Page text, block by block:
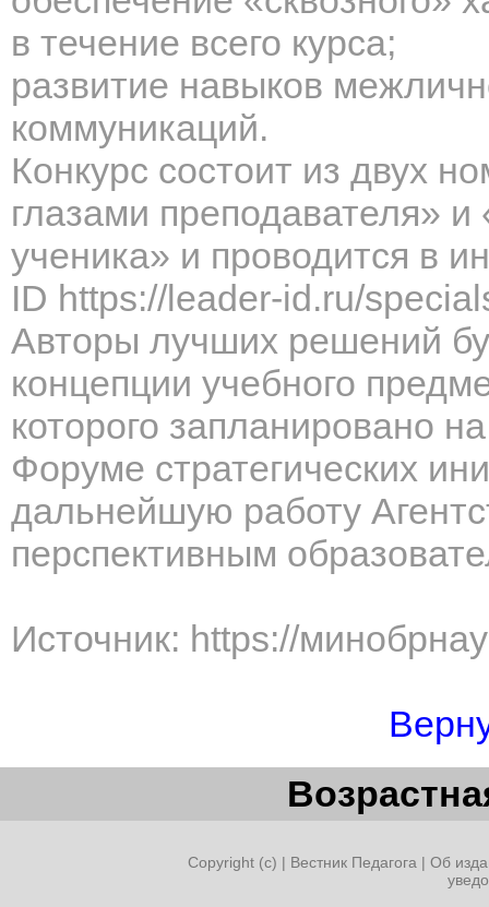
в течение всего курса;
развитие навыков
коммуникаций.
Конкурс состоит из двух
глазами преподавателя» и
ученика» и проводится в
ID https://leader-id.ru/
Авторы лучших решений
концепции учебного
которого запланировано
Форуме стратегических
дальнейшую работу
перспективным
Источник: https://
Copyright (c) | Вестник Педагога | Об